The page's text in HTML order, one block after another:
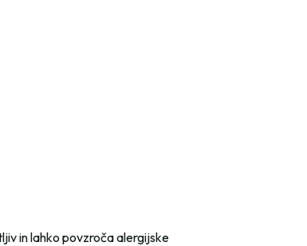
in lahko povzroča alergijske